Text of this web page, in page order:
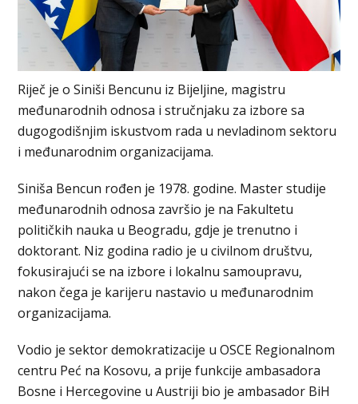
Riječ je o Siniši Bencunu iz Bijeljine, magistru
međunarodnih odnosa i stručnjaku za izbore sa
dugogodišnjim iskustvom rada u nevladinom sektoru
i međunarodnim organizacijama.
Siniša Bencun rođen je 1978. godine. Master studije
međunarodnih odnosa završio je na Fakultetu
političkih nauka u Beogradu, gdje je trenutno i
doktorant. Niz godina radio je u civilnom društvu,
fokusirajući se na izbore i lokalnu samoupravu,
nakon čega je karijeru nastavio u međunarodnim
organizacijama.
Vodio je sektor demokratizacije u OSCE Regionalnom
centru Peć na Kosovu, a prije funkcije ambasadora
Bosne i Hercegovine u Austriji bio je ambasador BiH